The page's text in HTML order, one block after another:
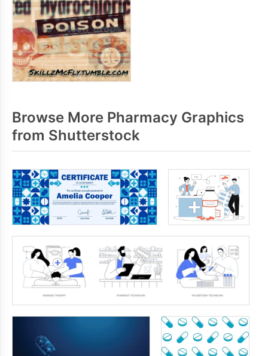
Browse More Pharmacy Graphics
from Shutterstock